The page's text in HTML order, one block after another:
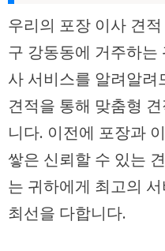
우리의 포장 이사 견
구 강동동에 거주하는
사 서비스를 알려알려
견적을 통해 맞춤형
니다. 이전에 포장과
쌓은 신뢰할 수 있는
는 귀하에게 최고의
최선을 다합니다.